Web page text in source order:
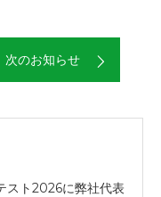
次のお知らせ
スト2026に弊社代表